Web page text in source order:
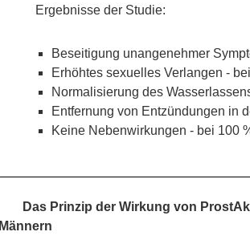
Ergebnisse der Studie:
Beseitigung unangenehmer
Erhöhtes sexuelles Verlangen -
Normalisierung des
Entfernung von Entzündungen in
Keine Nebenwirkungen - bei 100
Das Prinzip der Wirkung von
Männern